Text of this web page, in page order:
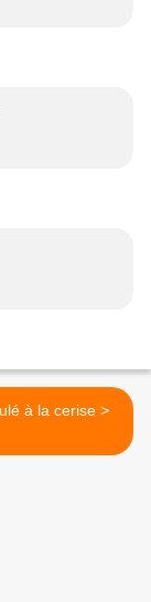
Biscuit roulé à la cerise >